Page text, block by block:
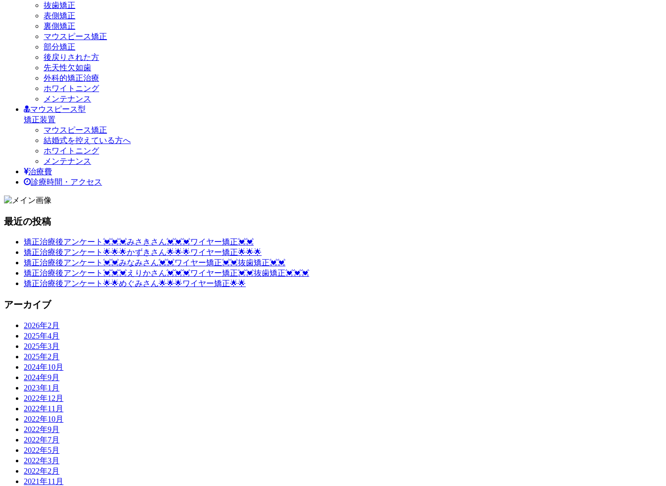
抜歯矯正
表側矯正
裏側矯正
マウスピース矯正
部分矯正
後戻りされた方
先天性欠如歯
外科的矯正治療
ホワイトニング
メンテナンス
マウスピース型
矯正装置
マウスピース矯正
結婚式を控えている方へ
ホワイトニング
メンテナンス
治療費
診療時間・アクセス
最近の投稿
矯正治療後アンケート💓💓💓みさきさん💓💓💓ワイヤー矯正💓💓
矯正治療後アンケート🌟🌟🌟かずきさん🌟🌟🌟ワイヤー矯正🌟🌟🌟
矯正治療後アンケート💓💓みなみさん💓💓ワイヤー矯正💓💓抜歯矯正💓💓
矯正治療後アンケート💓💓💓えりかさん💓💓💓ワイヤー矯正💓💓抜歯矯正💓💓💓
矯正治療後アンケート🌟🌟めぐみさん🌟🌟🌟ワイヤー矯正🌟🌟
アーカイブ
2026年2月
2025年4月
2025年3月
2025年2月
2024年10月
2024年9月
2023年1月
2022年12月
2022年11月
2022年10月
2022年9月
2022年7月
2022年5月
2022年3月
2022年2月
2021年11月